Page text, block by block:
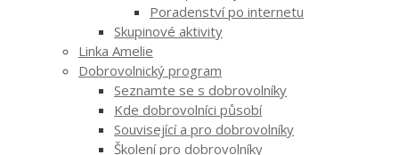
Poradenství po internetu
Skupinové aktivity
Linka Amelie
Dobrovolnický program
Seznamte se s dobrovolníky
Kde dobrovolníci působí
Související a pro dobrovolníky
Školení pro dobrovolníky